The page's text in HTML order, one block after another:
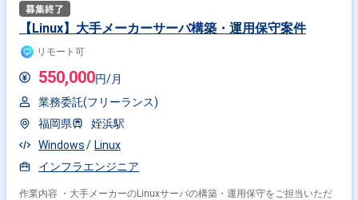
【Linux】大手メーカーサーバ構築・運用保守案件
リモート可
550,000円/月
業務委託(フリーランス)
福岡県
姪浜駅
Windows
Linux
インフラエンジニア
作業内容 ・大手メーカーのLinuxサーバの構築・運用保守をご担当いただ